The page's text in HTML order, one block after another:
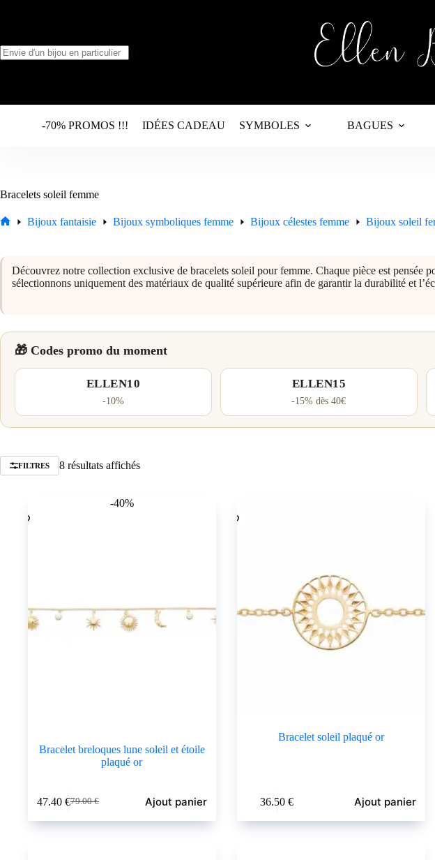
-70% PROMOS !!! IDÉES CADEAU SYMBOLES BAGUES
Bracelets soleil femme
Bijoux fantaisie Bijoux symboliques femme Bijoux célestes femme Bijoux soleil
Découvrez notre collection exclusive de bracelets soleil pour femme. Chaque pièce est
sélectionnons uniquement des matériaux de qualité supérieure afin de garantir la durabilité et
🎁 Codes promo du moment
ELLEN10
-10%
ELLEN15
-15% dès 40€
FILTRES 8 résultats affichésTrié
-40%
Bracelet breloques lune soleil et étoile
plaqué or
79.00€
Le
prix
47.40 €Le
prix
Ajout panier
Bracelet soleil plaqué or
36.50€ Ajout panier